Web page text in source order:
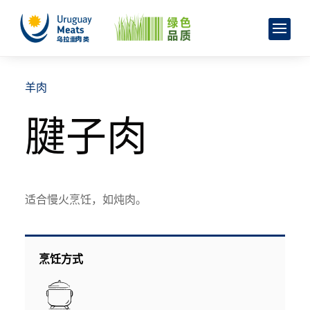
羊肉
腱子肉
适合慢火烹饪，如炖肉。
烹饪方式